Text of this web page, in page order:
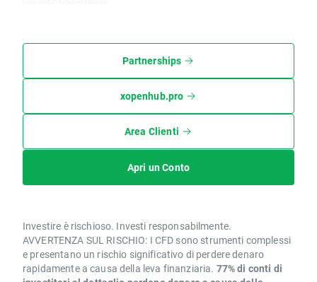
Partnerships
xopenhub.pro
Area Clienti
Apri un Conto
Investire è rischioso. Investi responsabilmente.
AVVERTENZA SUL RISCHIO: I CFD sono strumenti complessi
e presentano un rischio significativo di perdere denaro
rapidamente a causa della leva finanziaria. 77% di conti di